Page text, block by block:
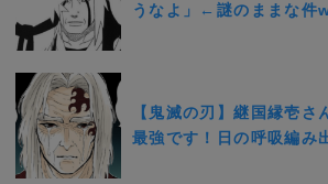
うなよ」←謎のままな件
【鬼滅の刃】継国縁壱さ
最強です！日の呼吸編み